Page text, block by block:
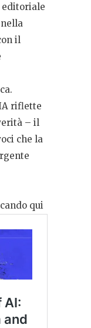
editoriale
il
riflette
– il
che la
qui